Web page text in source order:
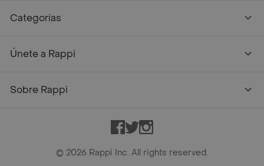
Categorías
Únete a Rappi
Sobre Rappi
Facebook
TwitterInstagram
© 2026 Rappi Inc. All rights reserved.